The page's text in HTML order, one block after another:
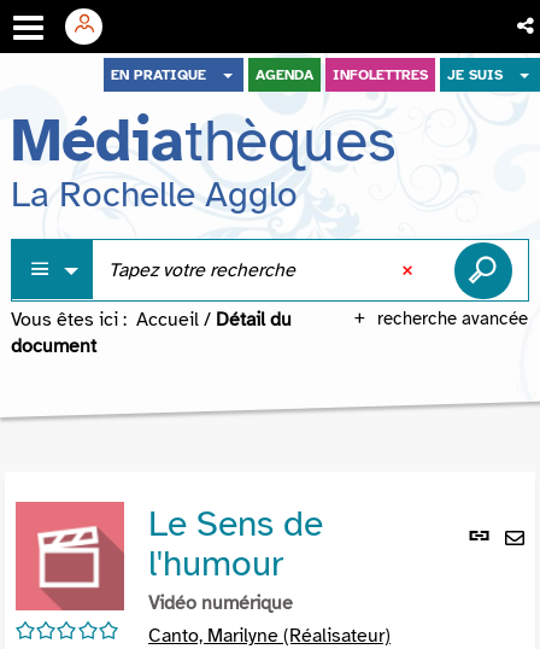
menu
contenu
recherche
EN PRATIQUE AGENDA INFOLETTRES JE SUIS
Médiathèques
La Rochelle Agglo
recherche avancée
Vous êtes ici : Accueil / Détail du
document
Lien
/5
Le Sens de
l'humour
Vidéo numérique
Canto, Marilyne (Réalisateur)